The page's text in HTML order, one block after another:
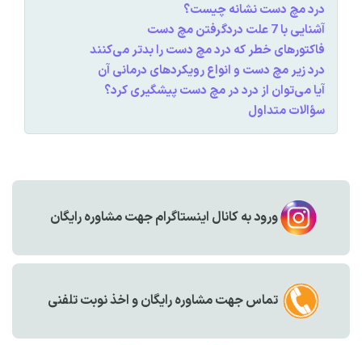
درد مچ دست نشانه چیست؟
آشنایی با 7 علت دردگرفتن مچ دست
فاکتورهای خطر که درد مچ دست را بدتر میکنند
درد زیر مچ دست و انواع رویکردهای درمانی آن
آیا میتوان از درد در مچ دست پیشگیری کرد؟
سؤالات متداول
ورود به کانال اینستاگرام جهت مشاوره رایگان
تماس جهت مشاوره رايگان و اخذ نوبت تلفنی